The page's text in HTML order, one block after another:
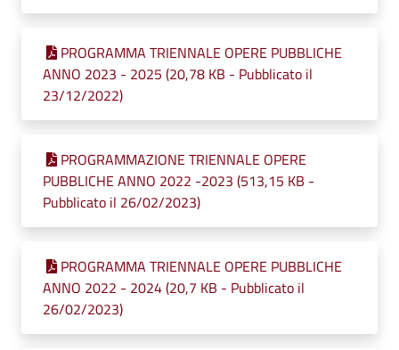
PROGRAMMA TRIENNALE OPERE PUBBLICHE
ANNO 2023 - 2025 (20,78 KB - Pubblicato il
23/12/2022)
PROGRAMMAZIONE TRIENNALE OPERE
PUBBLICHE ANNO 2022 -2023 (513,15 KB -
Pubblicato il 26/02/2023)
PROGRAMMA TRIENNALE OPERE PUBBLICHE
ANNO 2022 - 2024 (20,7 KB - Pubblicato il
26/02/2023)